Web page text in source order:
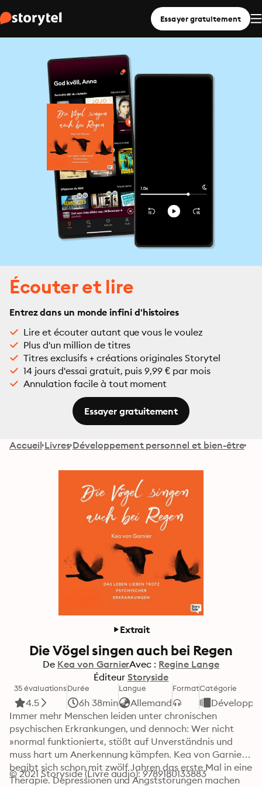
Essayer gratuitement
Écouter et lire
Entrez dans un monde infini d'histoires
Lire et écouter autant que vous le voulez
Plus d'un million de titres
Titres exclusifs + créations originales Storytel
14 jours d'essai gratuit, puis 9,99 € par mois
Annulation facile à tout moment
Essayer gratuitement
Accueil Livres Développement personnel et bien-être
Extrait
Die Vögel singen auch bei Regen
De Kea von GarnierAvec : Regine Lange
Éditeur Storyside
35 évaluations
4.5
Durée
6h 38min
Langue
Allemand
FormatCatégorie
Immer mehr Menschen leiden unter chronischen
psychischen Erkrankungen, und dennoch: Wer nicht
»normal funktioniert«, stößt auf Unverständnis und
muss hart um Anerkennung kämpfen. Kea von Garnier
begibt sich schon mit zwölf Jahren das erste Mal in eine
Therapie. Depressionen und Angststörungen machen
© 2021 Storyside (Livre audio): 9789180133883